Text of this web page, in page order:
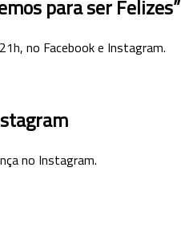
para ser Felizes”
no Facebook e Instagram.
no Instagram.